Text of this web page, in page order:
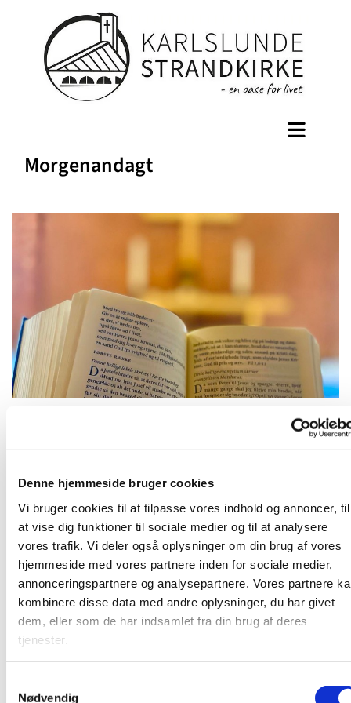
Denne hjemmeside bruger cookies
Vi bruger cookies til at tilpasse vores indhold og annoncer, til
at vise dig funktioner til sociale medier og til at analysere
vores trafik. Vi deler også oplysninger om din brug af vores
hjemmeside med vores partnere inden for sociale medier,
annonceringspartnere og analysepartnere. Vores partnere
kombinere disse data med andre oplysninger, du har givet
dem, eller som de har indsamlet fra din brug af deres
tjenester.
Nødvendig
Morgenandagt
Frivillige og ansatte mødes til morgenandagt. Her taler vi
om det, som vi gerne vil have bedt en bøn for, og vi synger
et par sange. Bagefter er der kaffe. Vi sidder i "bunden" af
kirkerummet (sideskibet) - så kom ind og vær med!